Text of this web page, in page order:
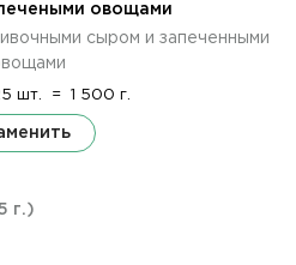
овощами
сыром и запеченными
шт. = 1 500 г.
г.)